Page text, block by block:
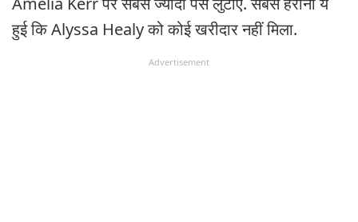
हुई कि Alyssa Healy को कोई खरीदार नहीं मिला.
Advertisement